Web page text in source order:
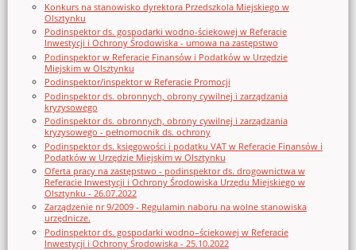
Konkurs na stanowisko dyrektora Przedszkola Miejskiego w
Olsztynku
Podinspektor ds. gospodarki wodno-ściekowej w Referacie
Inwestycji i Ochrony Środowiska - umowa na zastępstwo
Podinspektor w Referacie Finansów i Podatków w Urzędzie
Miejskim w Olsztynku
Podinspektor/inspektor w Referacie Promocji
Podinspektor ds. obronnych, obrony cywilnej i zarządzania
kryzysowego
Podinspektor ds. obronnych, obrony cywilnej i zarządzania
kryzysowego - pełnomocnik ds. ochrony
Podinspektor ds. księgowości i podatku VAT w Referacie Finansów i
Podatków w Urzędzie Miejskim w Olsztynku
Oferta pracy na zastępstwo - podinspektor ds. drogownictwa w
Referacie Inwestycji i Ochrony Środowiska Urzędu Miejskiego w
Olsztynku - 26.07.2022
Zarządzenie nr 9/2009 - Regulamin naboru na wolne stanowiska
urzędnicze.
Podinspektor ds. gospodarki wodno–ściekowej w Referacie
Inwestycji i Ochrony Środowiska - 25.10.2022